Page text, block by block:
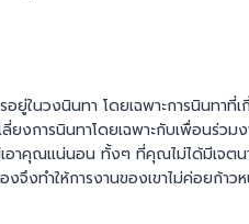
อยู่ในวงนินทา โดยเฉพาะการนินท
ยงการนินทาโดยเฉพาะกับเพื่อนร่ว
อาคุณแน่นอน ทั้งๆ ที่คุณไม่ได้มีเจตน
งทำให้การงานของเขาไม่ค่อยก้าวห